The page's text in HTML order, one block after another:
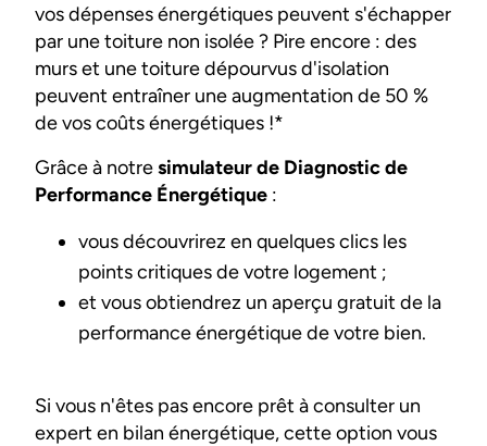
vos dépenses énergétiques peuvent s'échapper
par une toiture non isolée ? Pire encore : des
murs et une toiture dépourvus d'isolation
peuvent entraîner une augmentation de 50 %
de vos coûts énergétiques !*
Grâce à notresimulateur de Diagnostic de
Performance Énergétique :
vous découvrirez en quelques clics les
points critiques de votre logement ;
et vous obtiendrez un aperçu gratuit de la
performance énergétique de votre bien.
Si vous n'êtes pas encore prêt à consulter un
expert en bilan énergétique, cette option vous